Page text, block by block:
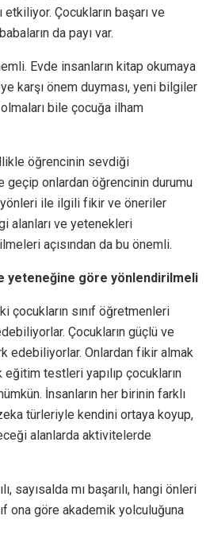
etkiliyor. Çocukların başarı ve
da payı var.
Evde insanların kitap okumaya
karşı önem duyması, yeni bilgiler
bile çocuğa ilham
öğrencinin sevdiği
onlardan öğrencinin durumu
ile ilgili fikir ve öneriler
alanları ve yetenekleri
açısından da bu önemli.
yeteneğine göre yönlendirilmeli
çocukların sınıf öğretmenleri
Çocukların güçlü ve
edebiliyorlar. Onlardan fikir almak
testleri yapılıp çocukların
İnsanların her birinin farklı
türleriyle kendini ortaya koyup,
alanlarda aktivitelerde
sayısalda mı başarılı, hangi önleri
ona göre akademik yolculuğuna